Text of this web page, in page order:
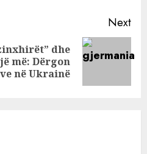
Next
dhe
më: Dërgon
në Ukrainë